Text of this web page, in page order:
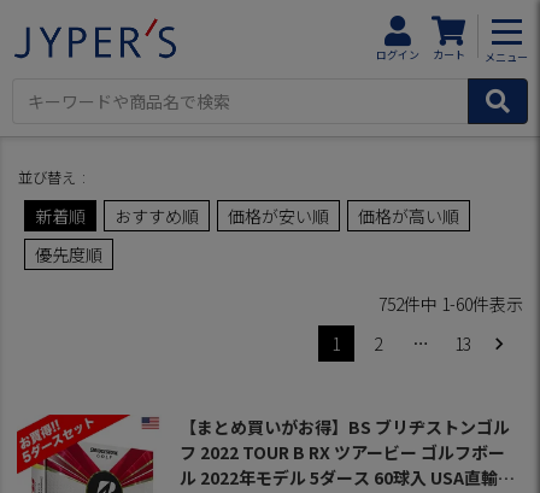
ログイン カート メニュー
HOME 商品一覧
並び替え
新着順 おすすめ順 価格が安い順
価格が高い順
優先度順
752件中 1-60件表示
1
2 … 13
【まとめ買いがお得】BS ブリヂストンゴル
フ 2022 TOUR B RX ツアービー ゴルフボー
ル 2022年モデル 5ダース 60球入 USA直輸入